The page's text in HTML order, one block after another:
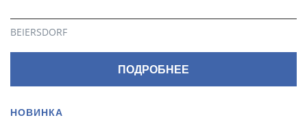
BEIERSDORF
ПОДРОБНЕЕ
НОВИНКА